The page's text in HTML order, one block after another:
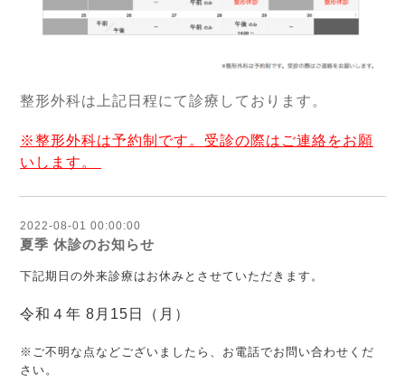
整形外科は上記日程にて診療しております。
※整形外科は予約制です。受診の際はご連絡をお願
いします。
2022-08-01 00:00:00
夏季 休診のお知らせ
下記期日の外来診療はお休みとさせていただきます。
令和４年 8月15日（月）
※ご不明な点などございましたら、お電話でお問い合わせくだ
さい。